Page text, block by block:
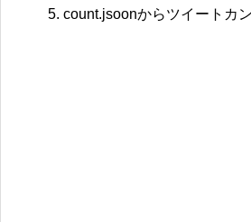
count.jsoonからツイートカ